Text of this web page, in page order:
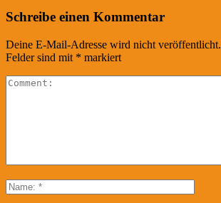
Schreibe einen Kommentar
Deine E-Mail-Adresse wird nicht veröffentlicht.
Felder sind mit * markiert